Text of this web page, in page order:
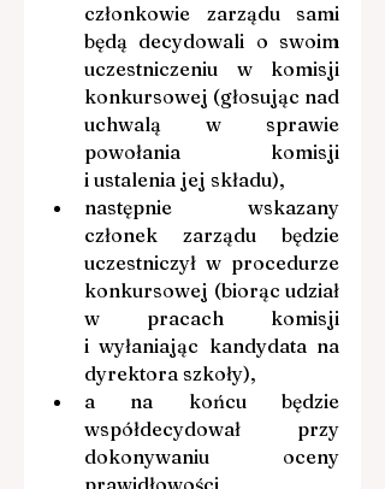
członkowie zarządu sami
będą decydowali o swoim
uczestniczeniu w komisji
konkursowej (głosując nad
uchwalą w sprawie
powołania komisji
i ustalenia jej składu),
następnie wskazany
członek zarządu będzie
uczestniczył w procedurze
konkursowej (biorąc udział
w pracach komisji
i wyłaniając kandydata na
dyrektora szkoły),
a na końcu będzie
współdecydował przy
dokonywaniu oceny